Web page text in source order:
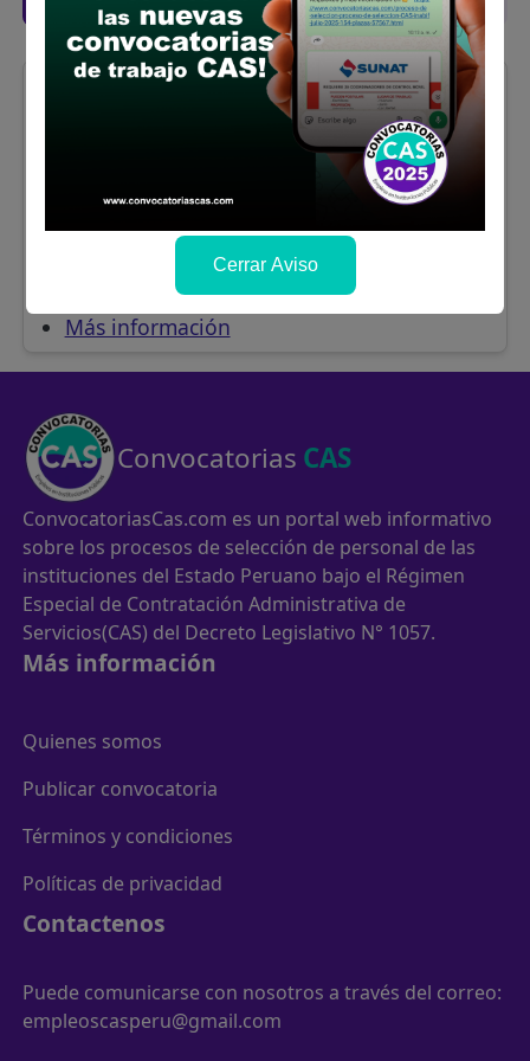
ASISTENTE
Bachiller universitario Grado de
Bachiller en nombre de la nación en
Administración
15/05/2026
Más información
Convocatorias CAS
ConvocatoriasCas.com es un portal web informativo
sobre los procesos de selección de personal de las
instituciones del Estado Peruano bajo el Régimen
Especial de Contratación Administrativa de
Servicios(CAS) del Decreto Legislativo N° 1057.
Más información
Quienes somos
Publicar convocatoria
Términos y condiciones
Políticas de privacidad
Contactenos
Puede comunicarse con nosotros a través del correo:
empleoscasperu@gmail.com
Cerrar Aviso